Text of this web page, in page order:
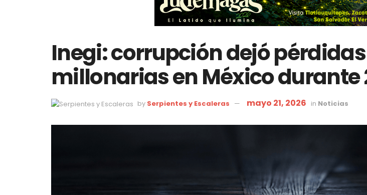
Inegi: corrupción dejó pérdidas
millonarias en México durante
by Serpientes y Escaleras mayo 21, 2026 in Noticias